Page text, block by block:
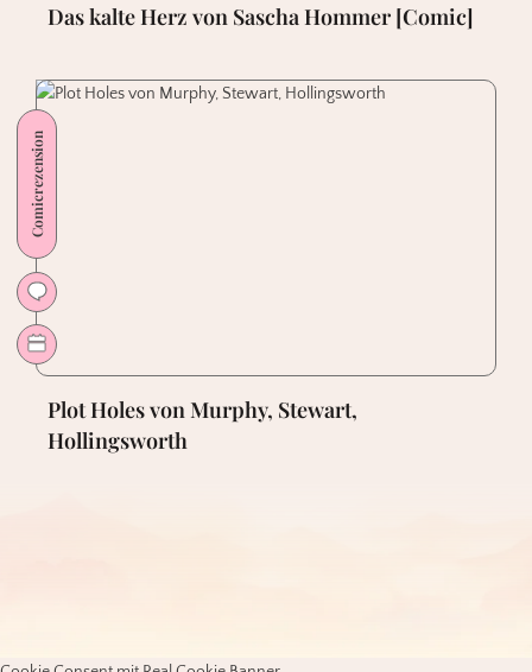
Das kalte Herz von Sascha Hommer [Comic]
Comicrezension
Plot Holes von Murphy, Stewart,
Hollingsworth